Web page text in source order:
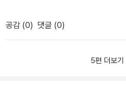
의 나이에도 자신이 하고 싶었던 일
있다.요즘 남은 삶을 자신을 위해 살
은 인생이 너무 아깝지 않겠는가.자
되기 마련이어서 부모님이 노력을
셨을 거다.당시 이야기를 습작동화
응은 현실성이 없다는 쪽이었다. 이
렇게 나는 할머니를 싫어했다몸에서
공감 (0) 댓글 (0)
5편 더보기